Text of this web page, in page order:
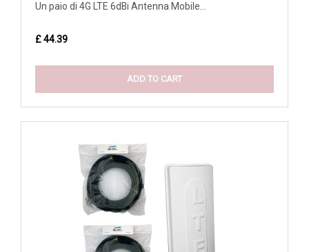
Un paio di 4G LTE 6dBi Antenna Mobile...
£ 44.39
ADD TO CART